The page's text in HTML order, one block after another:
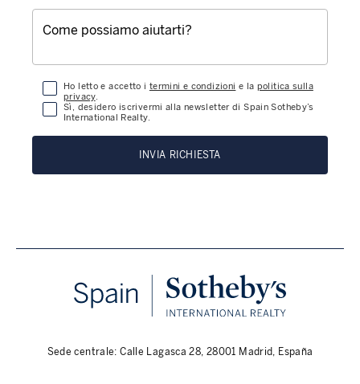
Ho letto e accetto i termini e condizioni e la politica sulla
privacy.
Sì, desidero iscrivermi alla newsletter di Spain Sotheby’s
International Realty.
INVIA RICHIESTA
Sede centrale: Calle Lagasca 28, 28001 Madrid, España